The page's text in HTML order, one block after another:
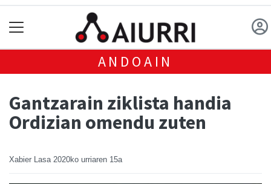
ANDOAIN
Gantzarain ziklista handia
Ordizian omendu zuten
Xabier Lasa 2020ko urriaren 15a